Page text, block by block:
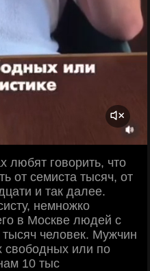
любят говорить, что
от семиста тысяч, от
и так далее.
немножко
в Москве людей с
человек. Мужчин
свободных или по
10 тыс